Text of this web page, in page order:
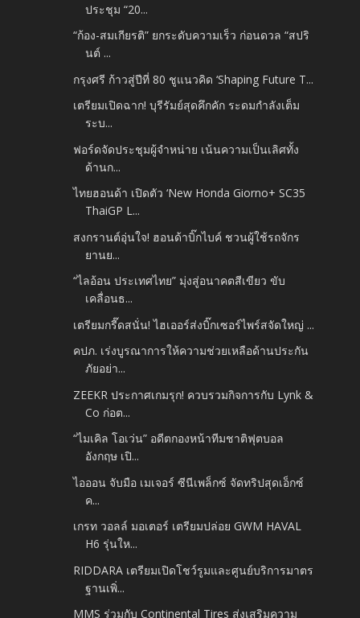
ประชุม “20...
“ก้อง-สมเกียรติ” ยกระดับความเร็ว ก่อนดวล “สปริ
นต์ ...
กรุงศรี ก้าวสู่ปีที่ 80 ชูแนวคิด ‘Shaping Future T...
เตรียมเปิดฉาก! บุรีรัมย์สุดคึกคัก ระดมกำลังเต็ม
ระบ...
ฟอร์ดจัดประชุมผู้จำหน่าย เน้นความเป็นเลิศทั้ง
ด้านก...
ไทยฮอนด้า เปิดตัว ‘New Honda Giorno+ SC35
ThaiGP L...
สงกรานต์อุ่นใจ! ฮอนด้าบิ๊กไบค์ ชวนผู้ใช้รถจักร
ยานย...
“ไลอ้อน ประเทศไทย” มุ่งสู่อนาคตสีเขียว ขับ
เคลื่อนธ...
เตรียมกรี๊ดสนั่น! ไฮเออร์ส่งบิ๊กเซอร์ไพร์สจัดใหญ่ ...
คปภ. เร่งบูรณาการให้ความช่วยเหลือด้านประกัน
ภัยอย่า...
ZEEKR ประกาศเกมรุก! ควบรวมกิจการกับ Lynk &
Co ก่อต...
“ไมเคิล โอเว่น” อดีตกองหน้าทีมชาติฟุตบอล
อังกฤษ เปิ...
ไอออน จับมือ เมเจอร์ ซีนีเพล็กซ์ จัดทริปสุดเอ็กซ์
ค...
เกรท วอลล์ มอเตอร์ เตรียมปล่อย GWM HAVAL
H6 รุ่นให...
RIDDARA เตรียมเปิดโชว์รูมและศูนย์บริการมาตร
ฐานเพิ่...
MMS ร่วมกับ Continental Tires ส่งเสริมความ